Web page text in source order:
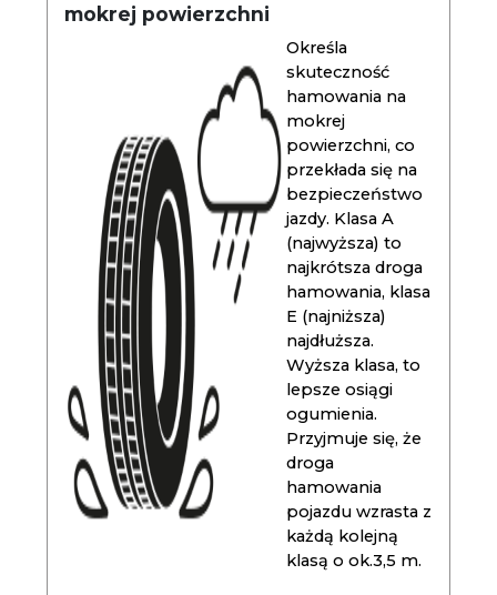
mokrej powierzchni
Określa
skuteczność
hamowania na
mokrej
powierzchni, co
przekłada się na
bezpieczeństwo
jazdy. Klasa A
(najwyższa) to
najkrótsza droga
hamowania, klasa
E (najniższa)
najdłuższa.
Wyższa klasa, to
lepsze osiągi
ogumienia.
Przyjmuje się, że
droga
hamowania
pojazdu wzrasta z
każdą kolejną
klasą o ok.3,5 m.